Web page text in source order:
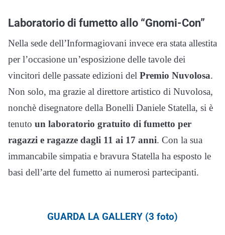
Laboratorio di fumetto allo “Gnomi-Con”
Nella sede dell’Informagiovani invece era stata allestita
per l’occasione un’esposizione delle tavole dei
vincitori delle passate edizioni del Premio Nuvolosa.
Non solo, ma grazie al direttore artistico di Nuvolosa,
nonchè disegnatore della Bonelli Daniele Statella, si è
tenuto un laboratorio gratuito di fumetto per
ragazzi e ragazze dagli 11 ai 17 anni. Con la sua
immancabile simpatia e bravura Statella ha esposto le
basi dell’arte del fumetto ai numerosi partecipanti.
GUARDA LA GALLERY (3 foto)